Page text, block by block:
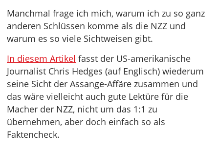
Manchmal frage ich mich, warum ich zu so ganz
anderen Schlüssen komme als die NZZ und
warum es so viele Sichtweisen gibt.
In diesem Artikel fasst der US-amerikanische
Journalist Chris Hedges (auf Englisch) wiederum
seine Sicht der Assange-Affäre zusammen und
das wäre vielleicht auch gute Lektüre für die
Macher der NZZ, nicht um das 1:1 zu
übernehmen, aber doch einfach so als
Faktencheck.